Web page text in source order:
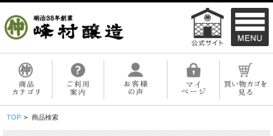
TOP > 商品検索